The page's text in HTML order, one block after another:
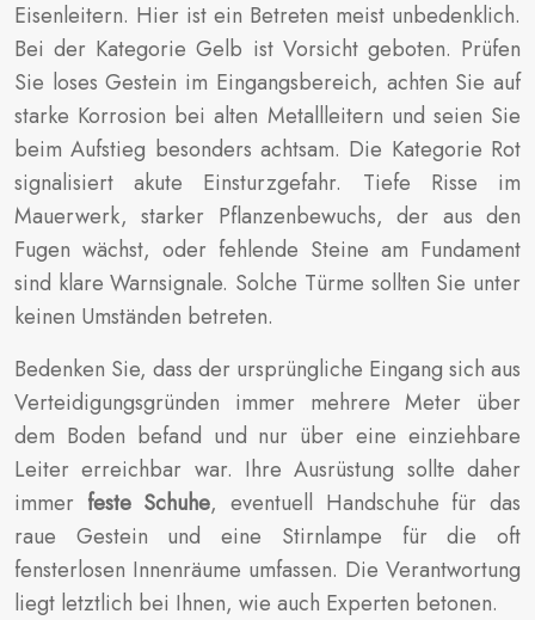
Eisenleitern. Hier ist ein Betreten meist unbedenklich.
Bei der Kategorie Gelb ist Vorsicht geboten. Prüfen
Sie loses Gestein im Eingangsbereich, achten Sie auf
starke Korrosion bei alten Metallleitern und seien Sie
beim Aufstieg besonders achtsam. Die Kategorie Rot
signalisiert akute Einsturzgefahr. Tiefe Risse im
Mauerwerk, starker Pflanzenbewuchs, der aus den
Fugen wächst, oder fehlende Steine am Fundament
sind klare Warnsignale. Solche Türme sollten Sie unter
keinen Umständen betreten.
Bedenken Sie, dass der ursprüngliche Eingang sich aus
Verteidigungsgründen immer mehrere Meter über
dem Boden befand und nur über eine einziehbare
Leiter erreichbar war. Ihre Ausrüstung sollte daher
immer feste Schuhe, eventuell Handschuhe für das
raue Gestein und eine Stirnlampe für die oft
fensterlosen Innenräume umfassen. Die Verantwortung
liegt letztlich bei Ihnen, wie auch Experten betonen.